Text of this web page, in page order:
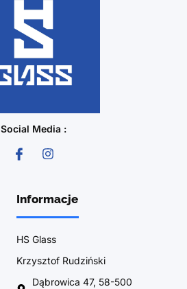
Social Media :
Informacje
HS Glass
Krzysztof Rudziński
Dąbrowica 47, 58-500